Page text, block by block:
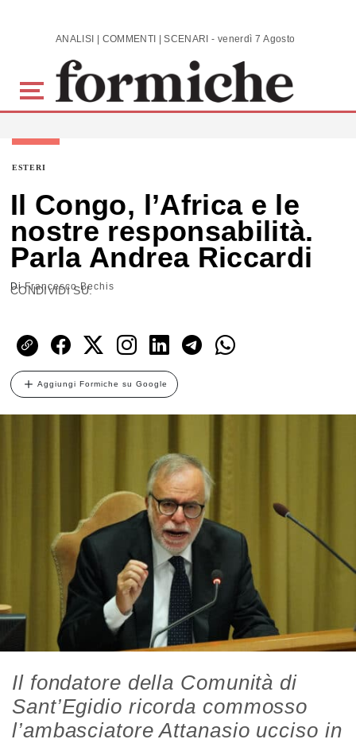
Skip to main content ANALISI | COMMENTI | SCENARI - venerdì 7 Agosto 2026
ESTERI
Il Congo, l’Africa e le
nostre responsabilità.
Parla Andrea Riccardi
DiFrancesco Bechis
CONDIVIDI SU:
Aggiungi Formiche su Google
Il fondatore della Comunità di
Sant’Egidio ricorda commosso
l’ambasciatore Attanasio ucciso in